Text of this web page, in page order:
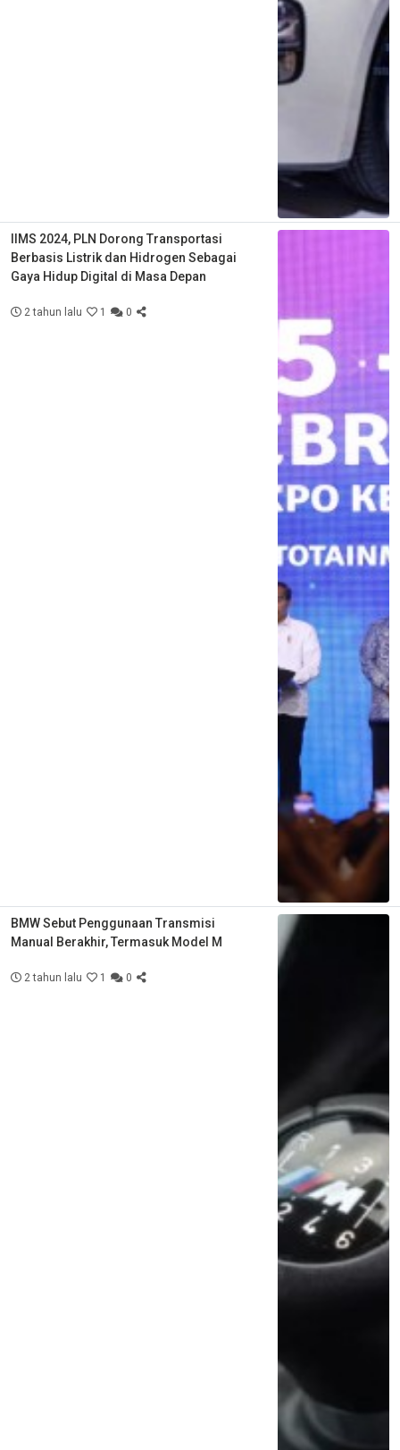
IIMS 2024, PLN Dorong Transportasi
Berbasis Listrik dan Hidrogen Sebagai
Gaya Hidup Digital di Masa Depan
2 tahun lalu 1 0
BMW Sebut Penggunaan Transmisi
Manual Berakhir, Termasuk Model M
2 tahun lalu 1 0